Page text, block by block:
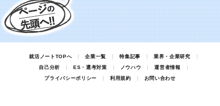
就活ノートTOPへ 企業一覧 特集記事
業界・企業研究
自己分析
ES・選考対策 ノウハウ
運営者情報
プライバシーポリシー
利用規約 お問い合わせ